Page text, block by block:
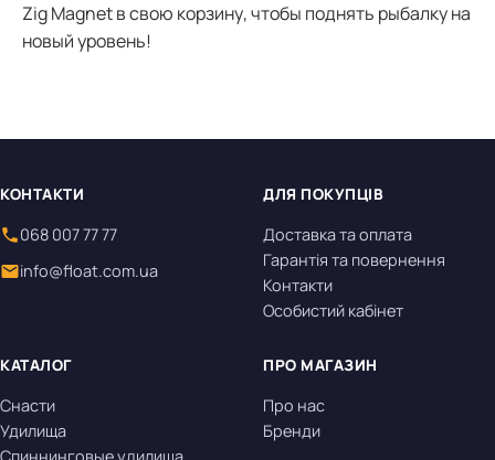
Zig Magnet в свою корзину, чтобы поднять рыбалку на
новый уровень!
КОНТАКТИ
068 007 77 77
info@float.com.ua
ДЛЯ ПОКУПЦІВ
Доставка та оплата
Гарантія та повернення
Контакти
Особистий кабінет
КАТАЛОГ
Снасти
Удилища
ПРО МАГАЗИН
Про нас
Бренди